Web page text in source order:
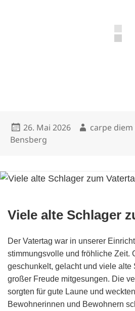
Veröffentlicht
26. Mai 2026 Autor
carpe diem
Bensberg
Viele alte Schlager
Der Vatertag war in unserer
stimmungsvolle und fröhliche Zeit.
geschunkelt, gelacht und viele alte
großer Freude mitgesungen. Die
sorgten für gute Laune und
Bewohnerinnen und Bewohnern